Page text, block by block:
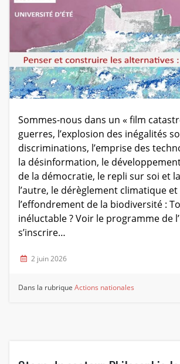
Sommes-nous dans un « film
guerres, l’explosion des inégalités
discriminations, l’emprise des
la désinformation, le
de la démocratie, le repli sur soi et
l’autre, le dérèglement climatique et
l’effondrement de la biodiversité :
inéluctable ? Voir le programme de
s’inscrire…
2 juin 2026
Dans la rubriqueActions nationales